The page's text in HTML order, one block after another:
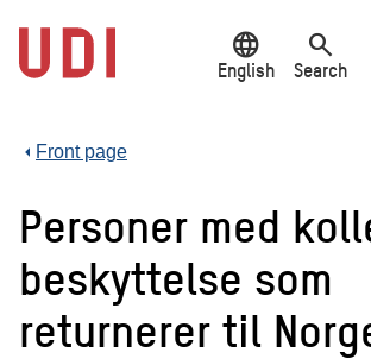
main
content
language
English
search
Search
Front page
Personer med
beskyttelse som
returnerer til